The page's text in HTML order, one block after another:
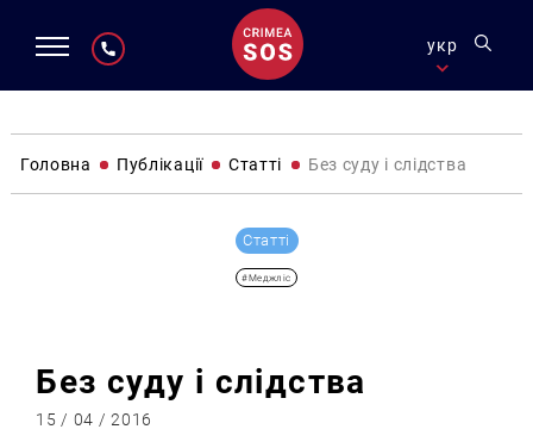
укр
Головна Публікації Статті Без суду і слідства
Статті
#Меджліс
Без суду і слідства
15 / 04 / 2016